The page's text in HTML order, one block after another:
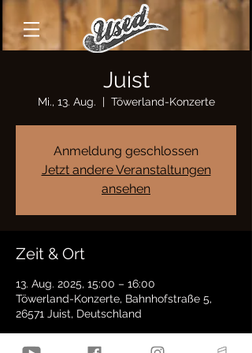
Juist
Mi., 13. Aug.
  |
Töwerland-Konzerte
Anmeldung geschlossen
Jetzt andere Veranstaltungen
ansehen
Zeit & Ort
13. Aug. 2025, 15:00 – 16:00
Töwerland-Konzerte, Bahnhofstraße 5,
26571 Juist, Deutschland